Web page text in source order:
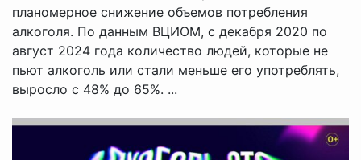
планомерное снижение объемов потребления
алкоголя. По данным ВЦИОМ, с декабря 2020 по
август 2024 года количество людей, которые не
пьют алкоголь или стали меньше его употреблять,
выросло с 48% до 65%. ...